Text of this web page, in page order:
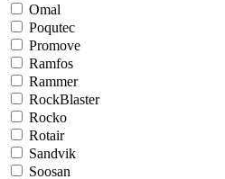
Omal
Poqutec
Promove
Ramfos
Rammer
RockBlaster
Rocko
Rotair
Sandvik
Soosan